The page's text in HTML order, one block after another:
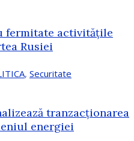
fermitate activitățile
Rusiei
, Securitate
tranzacționarea
energiei